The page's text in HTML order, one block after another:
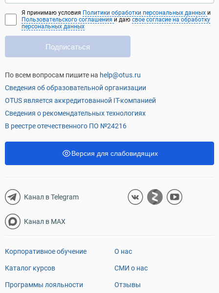
Подписаться
Я принимаю условия Политики обработки персональных данных и
Пользовательского соглашения и даю свое согласие на обработку
персональных данных
По всем вопросам пишите на help@otus.ru
Сведения об образовательной организации
OTUS является аккредитованной IT-компанией
Сведения о рекомендательных технологиях
В реестре отечественного ПО №24216
Версия для слабовидящих
Канал в Telegram
Канал в MAX
Корпоративное обучение
Каталог курсов
Программы лояльности
О нас
СМИ о нас
Отзывы